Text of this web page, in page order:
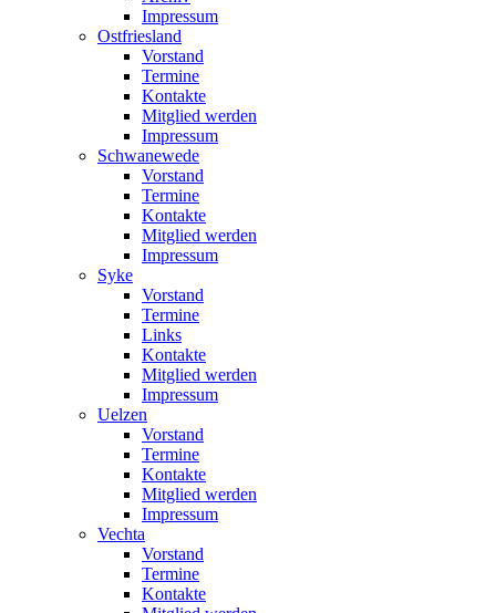
Impressum
Ostfriesland
Vorstand
Termine
Kontakte
Mitglied werden
Impressum
Schwanewede
Vorstand
Termine
Kontakte
Mitglied werden
Impressum
Syke
Vorstand
Termine
Links
Kontakte
Mitglied werden
Impressum
Uelzen
Vorstand
Termine
Kontakte
Mitglied werden
Impressum
Vechta
Vorstand
Termine
Kontakte